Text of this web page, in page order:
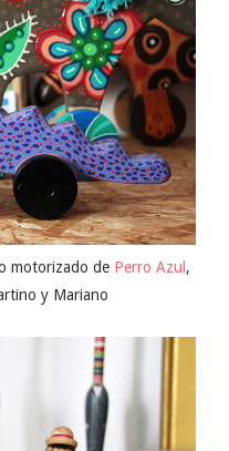
motorizado de Perro Azul ,
y Mariano